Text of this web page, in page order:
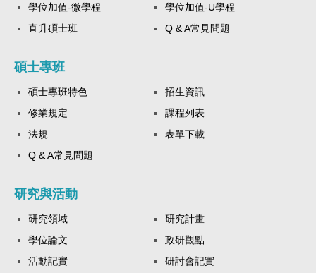
學位加值-微學程
學位加值-U學程
直升碩士班
Q & A常見問題
碩士專班
碩士專班特色
招生資訊
修業規定
課程列表
法規
表單下載
Q & A常見問題
研究與活動
研究領域
研究計畫
學位論文
政研觀點
活動記實
研討會記實